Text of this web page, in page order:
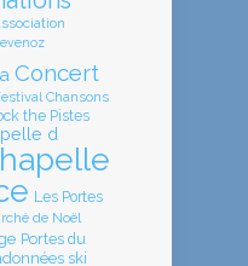
Concert
Chansons
the Pistes
d
Les Portes
de Noël
Portes du
ski